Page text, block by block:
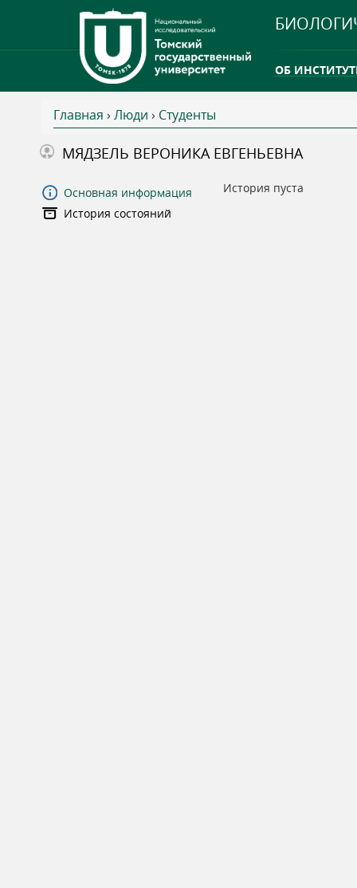
ОБ
ТГУ ОТКРЫЛ
В
ы
з
Главная › Люди › Студенты
МЯДЗЕЛЬ ВЕРОНИКА ЕВГЕНЬЕВНА
Основная информация
История состояний
История пуста